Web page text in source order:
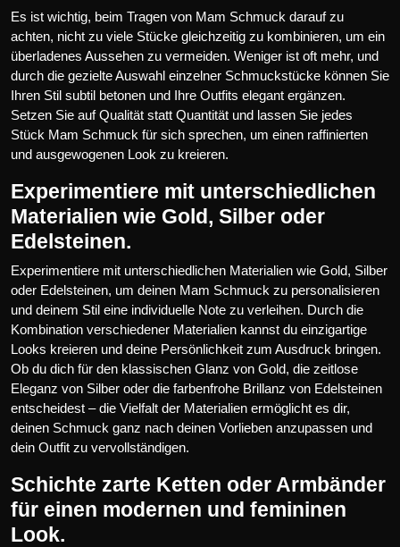
Es ist wichtig, beim Tragen von Mam Schmuck darauf zu
achten, nicht zu viele Stücke gleichzeitig zu kombinieren, um ein
überladenes Aussehen zu vermeiden. Weniger ist oft mehr, und
durch die gezielte Auswahl einzelner Schmuckstücke können Sie
Ihren Stil subtil betonen und Ihre Outfits elegant ergänzen.
Setzen Sie auf Qualität statt Quantität und lassen Sie jedes
Stück Mam Schmuck für sich sprechen, um einen raffinierten
und ausgewogenen Look zu kreieren.
Experimentiere mit unterschiedlichen
Materialien wie Gold, Silber oder
Edelsteinen.
Experimentiere mit unterschiedlichen Materialien wie Gold, Silber
oder Edelsteinen, um deinen Mam Schmuck zu personalisieren
und deinem Stil eine individuelle Note zu verleihen. Durch die
Kombination verschiedener Materialien kannst du einzigartige
Looks kreieren und deine Persönlichkeit zum Ausdruck bringen.
Ob du dich für den klassischen Glanz von Gold, die zeitlose
Eleganz von Silber oder die farbenfrohe Brillanz von Edelsteinen
entscheidest – die Vielfalt der Materialien ermöglicht es dir,
deinen Schmuck ganz nach deinen Vorlieben anzupassen und
dein Outfit zu vervollständigen.
Schichte zarte Ketten oder Armbänder
für einen modernen und femininen
Look.